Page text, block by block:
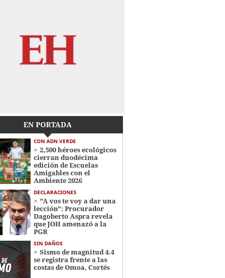
EN PORTADA
CON ADN VERDE
2,500 héroes ecológicos
cierran duodécima
edición de Escuelas
Amigables con el
Ambiente 2026
DECLARACIONES
"A vos te voy a dar una
lección": Procurador
Dagoberto Aspra revela
que JOH amenazó a la
PGR
SIN DAÑOS
Sismo de magnitud 4.4
se registra frente a las
costas de Omoa, Cortés